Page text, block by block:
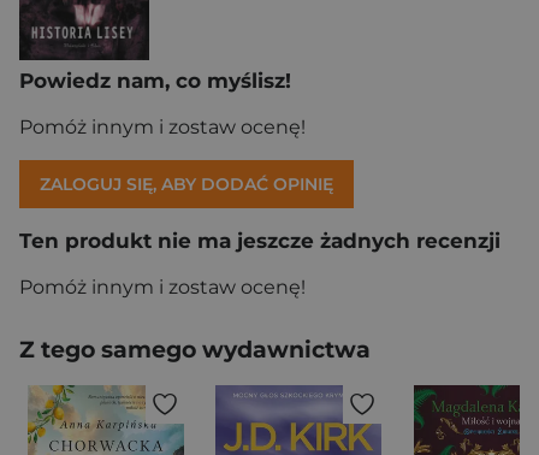
Powiedz nam, co myślisz!
Pomóż innym i zostaw ocenę!
ZALOGUJ SIĘ, ABY DODAĆ OPINIĘ
Ten produkt nie ma jeszcze żadnych recenzji
Pomóż innym i zostaw ocenę!
Z tego samego wydawnictwa